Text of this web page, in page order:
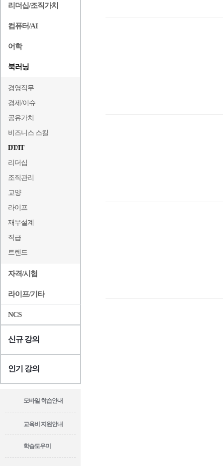
리더십/조직가치
컴퓨터/AI
어학
북러닝
경영직무
경제/이슈
공유가치
비즈니스 스킬
DT/IT
리더십
조직관리
교양
라이프
재무설계
직급
트렌드
자격/시험
라이프/기타
NCS
신규 강의
인기 강의
모바일 학습안내
교육비 지원안내
학습도우미